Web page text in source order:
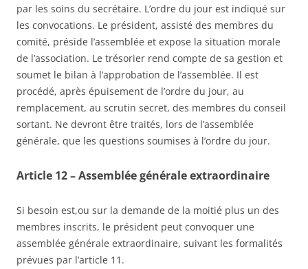
par les soins du secrétaire. L’ordre du jour est indiqué sur
les convocations. Le président, assisté des membres du
comité, préside l’assemblée et expose la situation morale
de l’association. Le trésorier rend compte de sa gestion et
soumet le bilan à l’approbation de l’assemblée. Il est
procédé, après épuisement de l’ordre du jour, au
remplacement, au scrutin secret, des membres du conseil
sortant. Ne devront être traités, lors de l’assemblée
générale, que les questions soumises à l’ordre du jour.
Article 12 – Assemblée générale extraordinaire
Si besoin est,ou sur la demande de la moitié plus un des
membres inscrits, le président peut convoquer une
assemblée générale extraordinaire, suivant les formalités
prévues par l’article 11.